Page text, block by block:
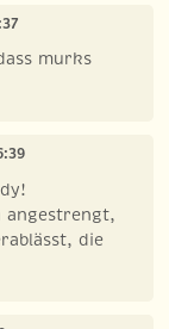
murks
angestrengt,
die